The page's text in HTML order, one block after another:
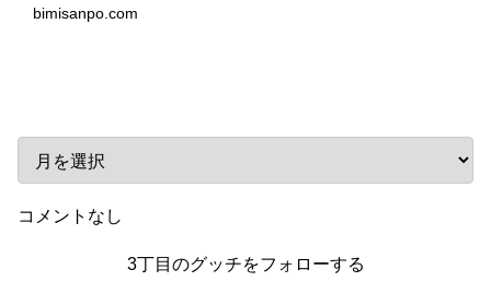
bimisanpo.com
コメントなし
3丁目のグッチをフォローする